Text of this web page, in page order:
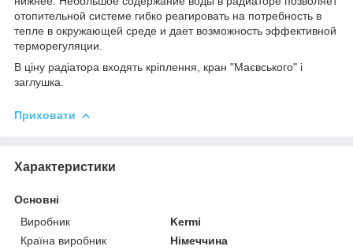
отопительной системе гибко реагировать на потребность в
тепле в окружающей среде и дает возможность эффективной
терморегуляции.
В ціну радіатора входять кріплення, кран "Маєвського" і
заглушка.
Приховати
Характеристики
Основні
Виробник
Kermi
Країна виробник
Німеччина